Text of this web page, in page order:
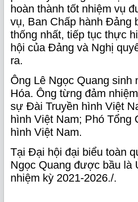
hoàn thành tốt nhiệm vụ
vụ, Ban Chấp hành Đảng
thống nhất, tiếp tục thực
hội của Đảng và Nghị
ra.
Ông Lê Ngọc Quang sinh
Hóa. Ông từng đảm
sự Đài Truyền hình Việt
hình Việt Nam; Phó
hình Việt Nam.
Tại Đại hội đại biểu toàn
Ngọc Quang được bầu là
nhiệm kỳ 2021-2026./.